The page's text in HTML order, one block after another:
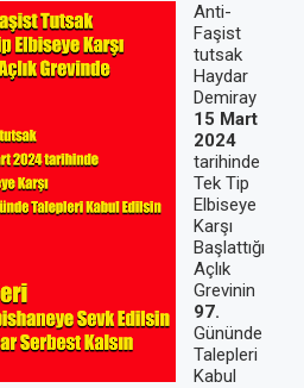
Anti-
Faşist
tutsak
Haydar
Demiray
15 Mart
2024
tarihinde
Tek Tip
Elbiseye
Karşı
Başlattığı
Açlık
Grevinin
97.
Gününde
Talepleri
Kabul